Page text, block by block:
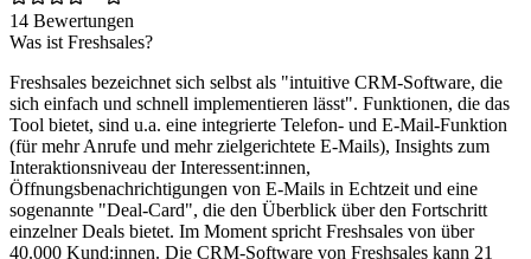
14 Bewertungen
Was ist Freshsales?
Freshsales bezeichnet sich selbst als "intuitive CRM-Software, die
sich einfach und schnell implementieren lässt". Funktionen, die das
Tool bietet, sind u.a. eine integrierte Telefon- und E-Mail-Funktion
(für mehr Anrufe und mehr zielgerichtete E-Mails), Insights zum
Interaktionsniveau der Interessent:innen,
Öffnungsbenachrichtigungen von E-Mails in Echtzeit und eine
sogenannte "Deal-Card", die den Überblick über den Fortschritt
einzelner Deals bietet. Im Moment spricht Freshsales von über
40.000 Kund:innen. Die CRM-Software von Freshsales kann 21